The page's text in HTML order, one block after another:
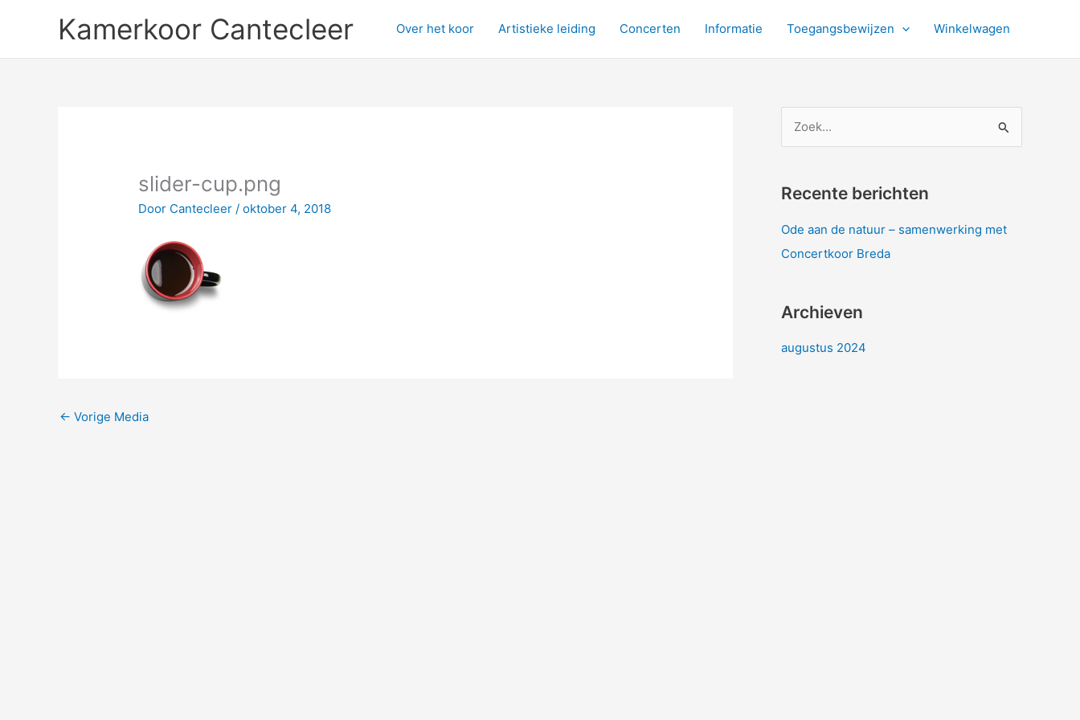
Kamerkoor Cantecleer Over het koor Artistieke leiding Concerten Informatie Toegangsbewijzen Winkelwagen
slider-cup.png
Door Cantecleer/oktober 4, 2018
← Vorige Media
k
a
a
:
Recente berichten
Ode aan de natuur – samenwerking met
Concertkoor Breda
Archieven
augustus 2024